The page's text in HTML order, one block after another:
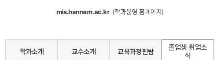
mis.hannam.ac.kr (학과운영 홈페이지)
학과소개 교수소개 교육과정편람
졸업생 취업소
식